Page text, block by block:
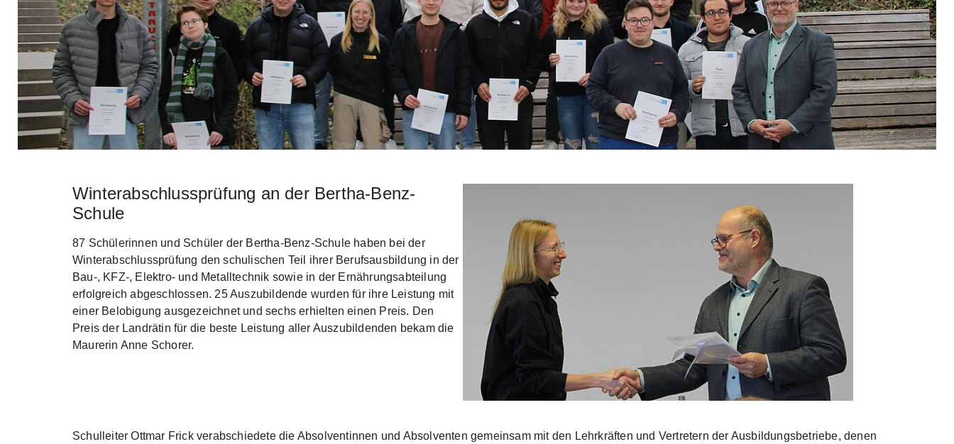
Skip to main contentWinterabschlussprüfung an der Bertha-Benz-
Schule
87 Schülerinnen und Schüler der Bertha-Benz-Schule haben bei der
Winterabschlussprüfung den schulischen Teil ihrer Berufsausbildung in der
Bau-, KFZ-, Elektro- und Metalltechnik sowie in der Ernährungsabteilung
erfolgreich abgeschlossen. 25 Auszubildende wurden für ihre Leistung mit
einer Belobigung ausgezeichnet und sechs erhielten einen Preis. Den
Preis der Landrätin für die beste Leistung aller Auszubildenden bekam die
Maurerin Anne Schorer.
Schulleiter Ottmar Frick verabschiedete die Absolventinnen und Absolventen gemeinsam mit den Lehrkräften und Vertretern der Ausbildungsbetriebe, denen